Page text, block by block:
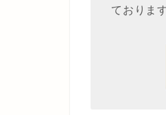
ております